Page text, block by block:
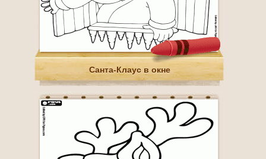
Санта-Клаус в окне